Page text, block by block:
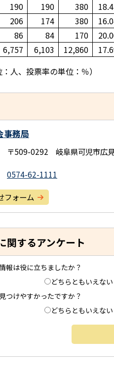
190 190 380
206 174 380
86 84 170
6,757 6,103 12,860
：人、投票率の単位：％）
事務局
〒509-0292 岐阜県可児市広
0574-62-1111
フォーム
関するアンケート
報は役に立ちましたか？
どちらともいえない
つけやすかったですか？
どちらともいえない